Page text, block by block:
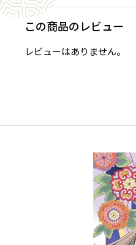
この商品のレビュー
レビューはありません。